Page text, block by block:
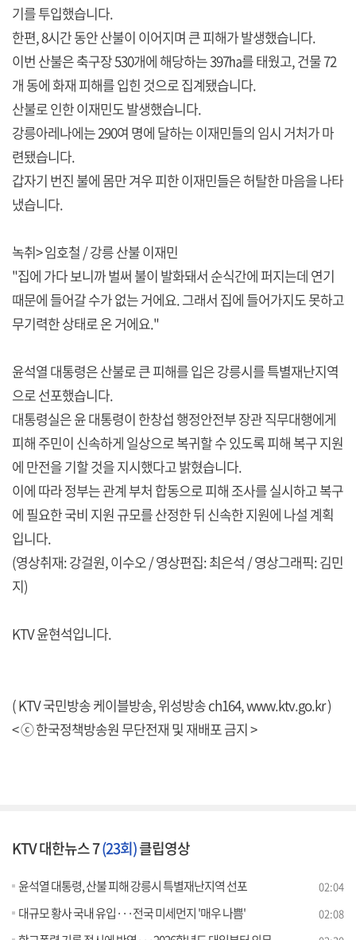
기를 투입했습니다.
한편, 8시간 동안 산불이 이어지며 큰 피해가 발생했습니다.
이번 산불은 축구장 530개에 해당하는 397㏊를 태웠고, 건물 72
개 동에 화재 피해를 입힌 것으로 집계됐습니다.
산불로 인한 이재민도 발생했습니다.
강릉아레나에는 290여 명에 달하는 이재민들의 임시 거처가 마
련됐습니다.
갑자기 번진 불에 몸만 겨우 피한 이재민들은 허탈한 마음을 나타
냈습니다.
녹취> 임호철 / 강릉 산불 이재민
"집에 가다 보니까 벌써 불이 발화돼서 순식간에 퍼지는데 연기
때문에 들어갈 수가 없는 거에요. 그래서 집에 들어가지도 못하고
무기력한 상태로 온 거에요."
윤석열 대통령은 산불로 큰 피해를 입은 강릉시를 특별재난지역
으로 선포했습니다.
대통령실은 윤 대통령이 한창섭 행정안전부 장관 직무대행에게
피해 주민이 신속하게 일상으로 복귀할 수 있도록 피해 복구 지원
에 만전을 기할 것을 지시했다고 밝혔습니다.
이에 따라 정부는 관계 부처 합동으로 피해 조사를 실시하고 복구
에 필요한 국비 지원 규모를 산정한 뒤 신속한 지원에 나설 계획
입니다.
(영상취재: 강걸원, 이수오 / 영상편집: 최은석 / 영상그래픽: 김민
지)
KTV 윤현석입니다.
( KTV 국민방송 케이블방송, 위성방송 ch164,www.ktv.go.kr)
< ⓒ 한국정책방송원 무단전재 및 재배포 금지 >
KTV 대한뉴스 7(23회)클립영상
윤석열 대통령, 산불 피해 강릉시 특별재난지역 선포 02:04
대규모 황사 국내 유입···전국 미세먼지 '매우 나쁨' 02:08